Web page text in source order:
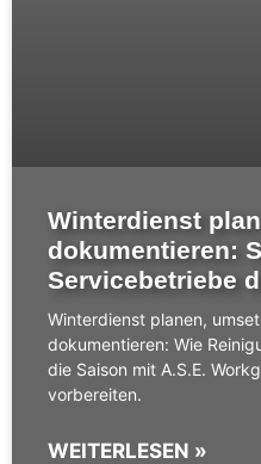
Winterdienst
dokumentieren:
Servicebetriebe
Winterdienst planen,
dokumentieren: Wie
die Saison mit A.S.E.
vorbereiten.
WEITERLESEN »